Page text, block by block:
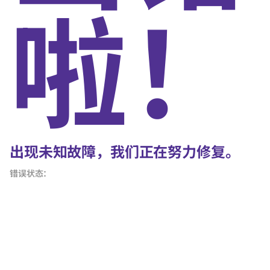
啦！
出现未知故障，我们正在努力修复。
错误状态：